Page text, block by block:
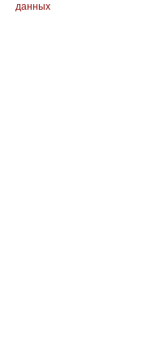
данных